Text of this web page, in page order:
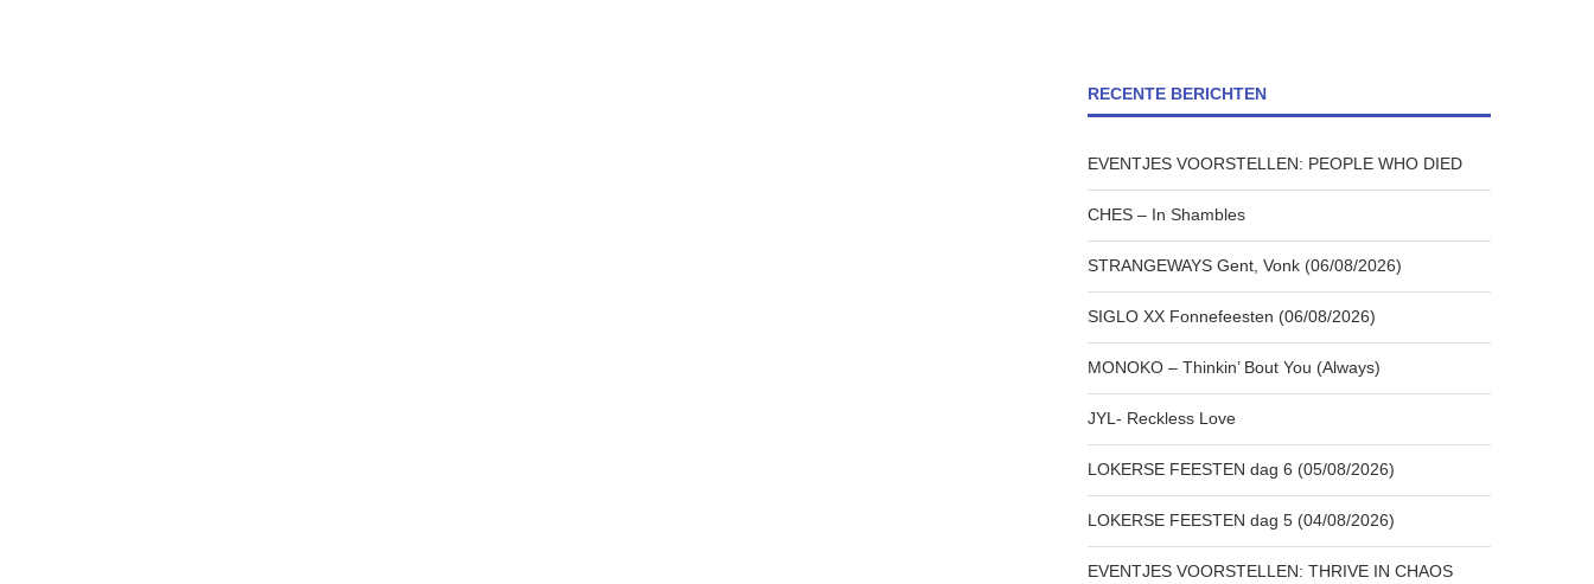
RECENTE BERICHTEN
EVENTJES VOORSTELLEN: PEOPLE WHO DIED
CHES – In Shambles
STRANGEWAYS Gent, Vonk (06/08/2026)
SIGLO XX Fonnefeesten (06/08/2026)
MONOKO – Thinkin’ Bout You (Always)
JYL- Reckless Love
LOKERSE FEESTEN dag 6 (05/08/2026)
LOKERSE FEESTEN dag 5 (04/08/2026)
EVENTJES VOORSTELLEN: THRIVE IN CHAOS